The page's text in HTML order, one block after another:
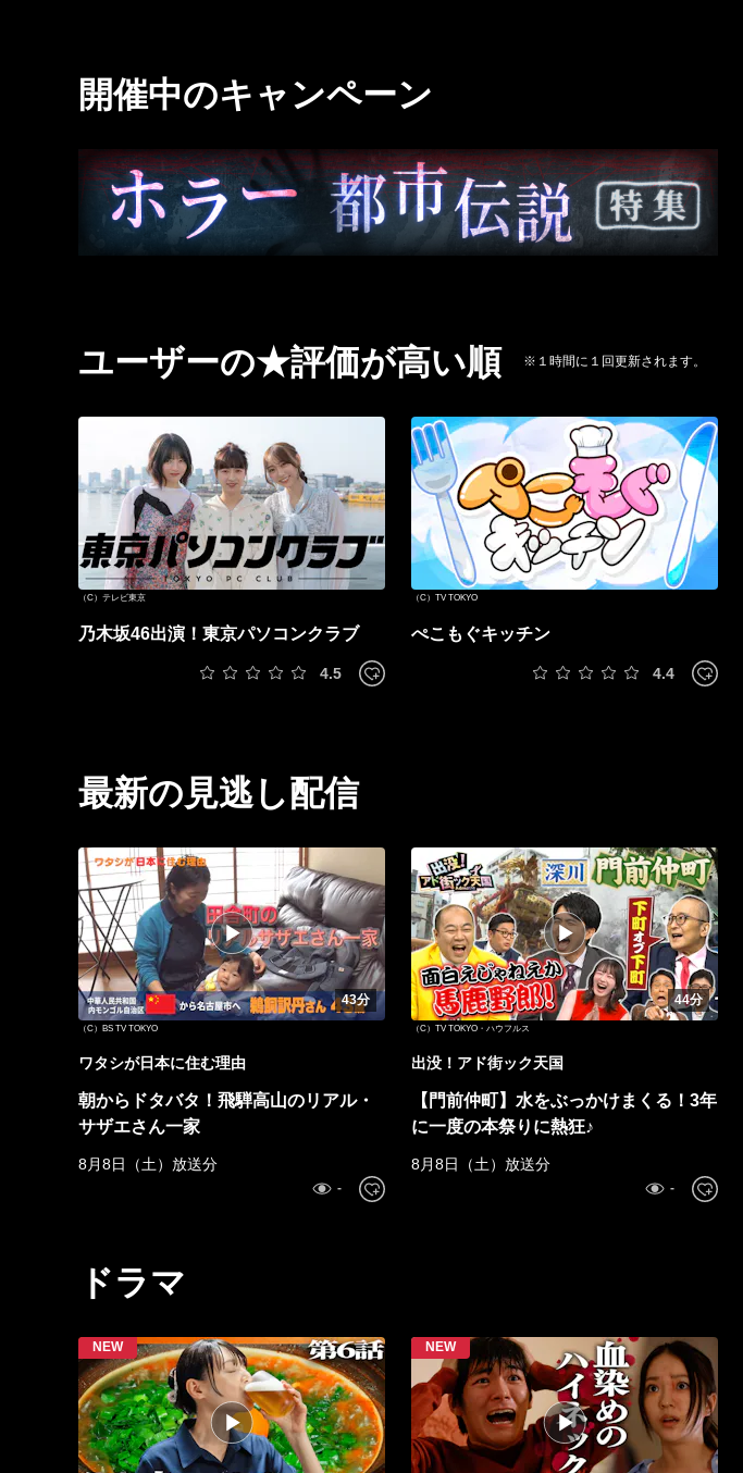
開催中のキャンペーン
ユーザーの★評価が高い順 ※１時間に１回更新されます。
（C）テレビ東京
乃木坂46出演！東京パソコンクラブ
4.5
（C）TV TOKYO
ぺこもぐキッチン
4.4
最新の見逃し配信
43分
（C）BS TV TOKYO
ワタシが日本に住む理由
朝からドタバタ！飛騨高山のリアル・
サザエさん一家
8月8日（土）放送分
44分
（C）TV TOKYO・ハウフルス
出没！アド街ック天国
【門前仲町】水をぶっかけまくる！3年
に一度の本祭りに熱狂♪
8月8日（土）放送分
ドラマ